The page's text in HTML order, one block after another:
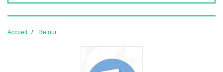
Accueil Retour